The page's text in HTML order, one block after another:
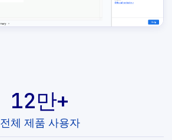
12만+
전체 제품 사용자